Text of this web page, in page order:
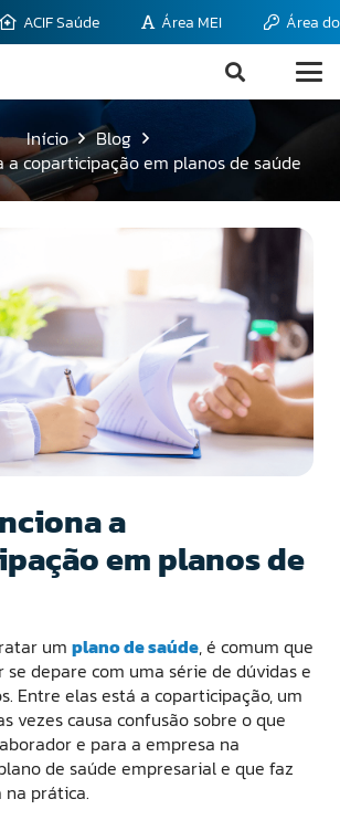
ACIF Saúde Área MEI Área
Início
Blog
a coparticipação em planos de saúde
a
em planos de
um plano de saúde, é comum que
depare com uma série de dúvidas e
Entre elas está a coparticipação, um
vezes causa confusão sobre o que
e para a empresa na
de saúde empresarial e que faz
prática.